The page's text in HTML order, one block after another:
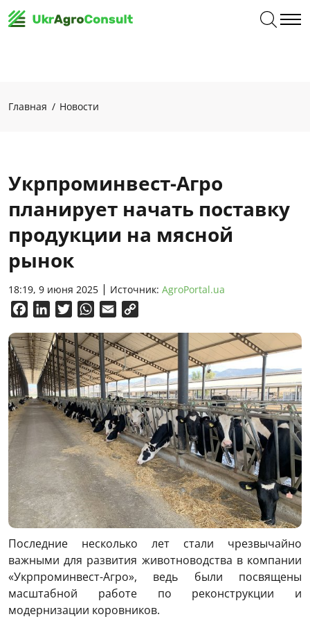
Главная Новости
Укрпроминвест-Агро
планирует начать поставку
продукции на мясной
рынок
18:19, 9 июня 2025 Источник: AgroPortal.ua
FacebookLinkedInTwitterWhatsApp
Email
Последние несколько лет стали чрезвычайно
важными для развития животноводства в компании
«Укрпроминвест-Агро», ведь были посвящены
масштабной работе по реконструкции и
модернизации коровников.